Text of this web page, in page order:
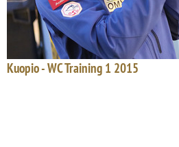
Kuopio - WC Training 1 2015